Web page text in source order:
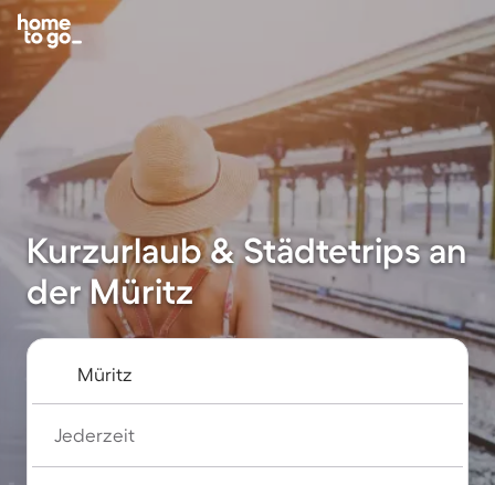
Kurzurlaub & Städtetrips an
der Müritz
Jederzeit